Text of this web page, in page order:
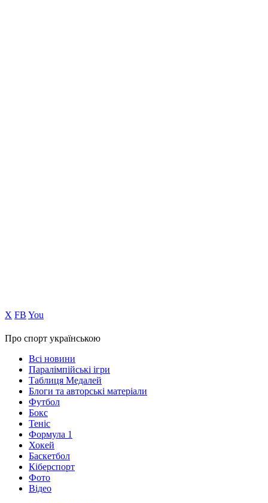
Х FB You
Про спорт українською
Всі новини
Паралімпійські ігри
Таблиця Медалей
Блоги та авторські матеріали
Футбол
Бокс
Теніс
Формула 1
Хокей
Баскетбол
Кіберспорт
Фото
Відео